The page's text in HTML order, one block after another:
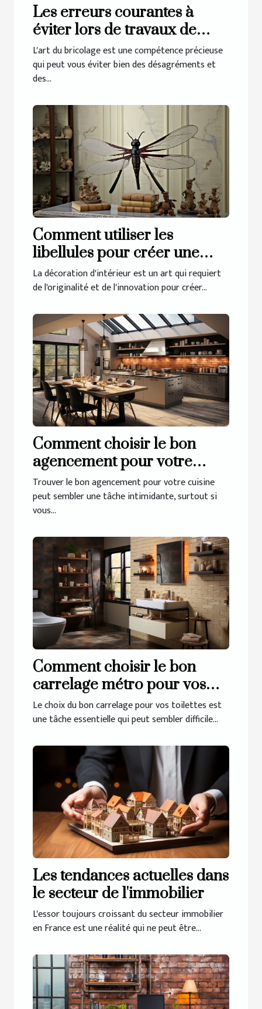
Les erreurs courantes à
éviter lors de travaux de
plomberie
L'art du bricolage est une compétence précieuse
qui peut vous éviter bien des désagréments et
des...
Comment utiliser les
libellules pour créer une
décoration d'intérieur
unique
La décoration d'intérieur est un art qui requiert
de l'originalité et de l'innovation pour créer...
Comment choisir le bon
agencement pour votre
cuisine à Guérande
Trouver le bon agencement pour votre cuisine
peut sembler une tâche intimidante, surtout si
vous...
Comment choisir le bon
carrelage métro pour vos
toilettes
Le choix du bon carrelage pour vos toilettes est
une tâche essentielle qui peut sembler difficile...
Les tendances actuelles dans
le secteur de l'immobilier
L'essor toujours croissant du secteur immobilier
en France est une réalité qui ne peut être...